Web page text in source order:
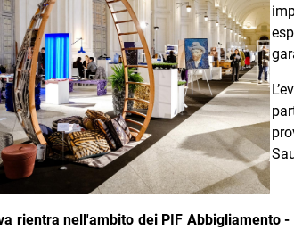
rientra nell'ambito dei PIF Abbigliamento